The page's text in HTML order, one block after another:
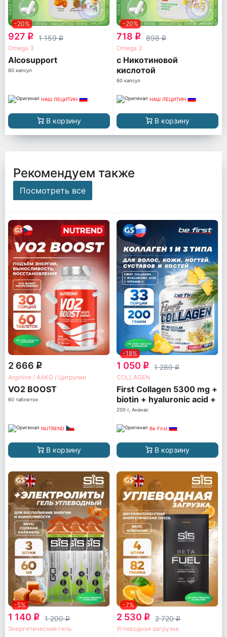
-20%
927 q 1 159q
Omega 3
Alcosupport
60 капсул
НАШ ЛЕЦИТИН
В корзину
-20%
718 q 898q
Omega 3
с Никотиновой
кислотой
60 капсул
НАШ ЛЕЦИТИН
В корзину
Рекомендуем также
Посмотреть все
2 666 q
Arginine / AAKG / Цитрулин
VO2 BOOST
60 таблеток
NUTREND
В корзину
-18%
1 050 q 1 280q
COLLAGEN
First Collagen 5300 mg +
biotin + hyaluronic acid +
vitamin C
200 г, Ананас
Be First
В корзину
-5%
1 140 q 1 200q
Энергетический гель
-7%
2 530 q 2 720q
Углеводная загрузка